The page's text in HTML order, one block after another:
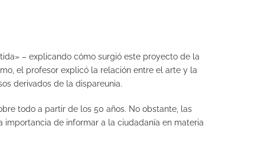
– explicando cómo surgió este proyecto de la
el profesor explicó la relación entre el arte y la
derivados de la dispareunia.
todo a partir de los 50 años. No obstante, las
importancia de informar a la ciudadanía en materia